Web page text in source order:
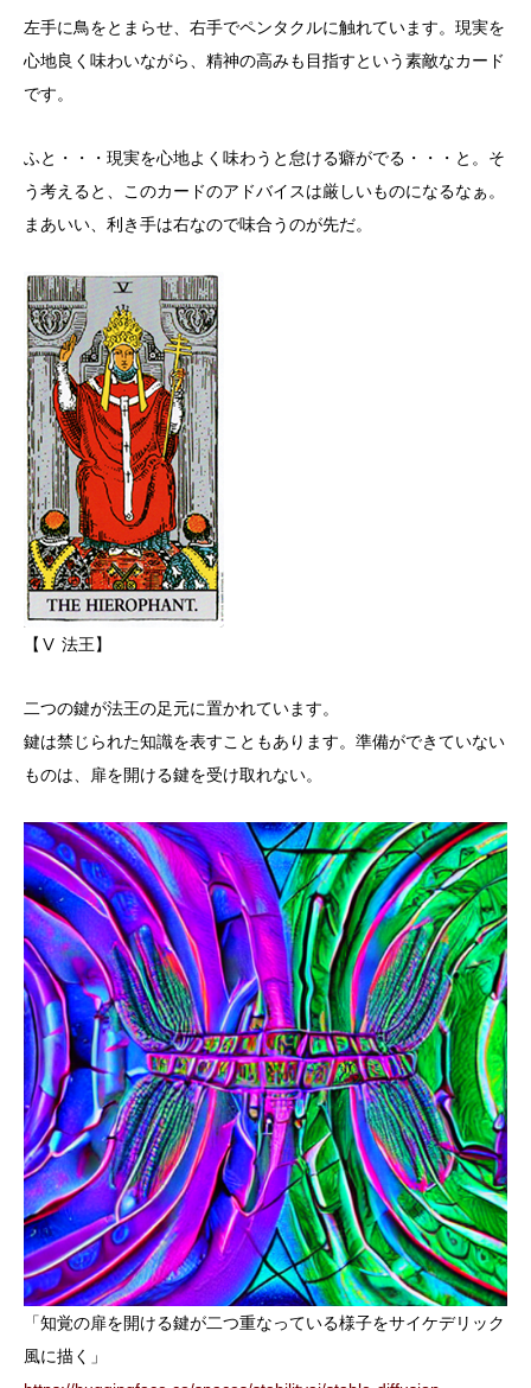
左手に鳥をとまらせ、右手でペンタクルに触れています。現実を
心地良く味わいながら、精神の高みも目指すという素敵なカード
です。
ふと・・・現実を心地よく味わうと怠ける癖がでる・・・と。そ
う考えると、このカードのアドバイスは厳しいものになるなぁ。
まあいい、利き手は右なので味合うのが先だ。
【Ⅴ 法王】
二つの鍵が法王の足元に置かれています。
鍵は禁じられた知識を表すこともあります。準備ができていない
ものは、扉を開ける鍵を受け取れない。
「知覚の扉を開ける鍵が二つ重なっている様子をサイケデリック
風に描く」